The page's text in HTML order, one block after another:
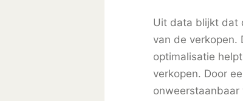
Uit data blijkt dat
van de verkopen.
optimalisatie
verkopen. Door